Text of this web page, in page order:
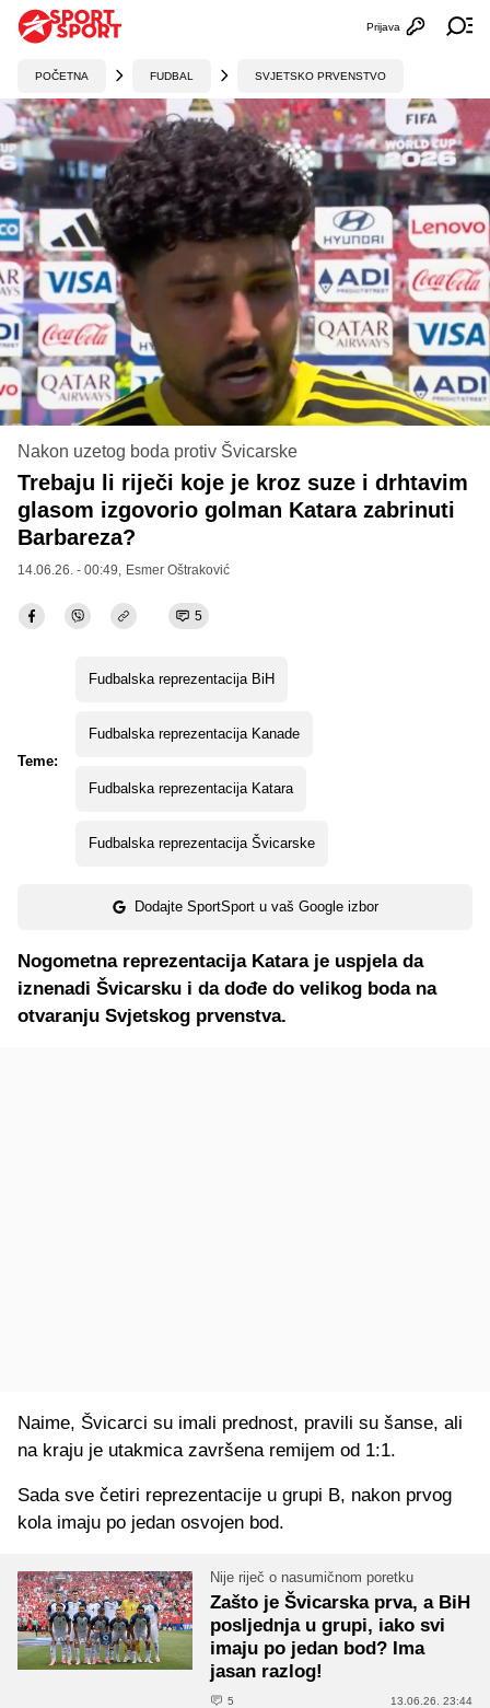
Otvori
Prijava
POČETNA FUDBAL SVJETSKO PRVENSTVO
Nakon uzetog boda protiv Švicarske
Trebaju li riječi koje je kroz suze i drhtavim
glasom izgovorio golman Katara zabrinuti
Barbareza?
14.06.26. - 00:49, Esmer Oštraković
5
Teme:
Fudbalska reprezentacija BiH
Fudbalska reprezentacija Kanade
Fudbalska reprezentacija Katara
Fudbalska reprezentacija Švicarske
Dodajte SportSport u vaš Google izbor
Nogometna reprezentacija Katara je uspjela da
iznenadi Švicarsku i da dođe do velikog boda na
otvaranju Svjetskog prvenstva.
Naime, Švicarci su imali prednost, pravili su šanse, ali
na kraju je utakmica završena remijem od 1:1.
Sada sve četiri reprezentacije u grupi B, nakon prvog
kola imaju po jedan osvojen bod.
Nije riječ o nasumičnom poretku
Zašto je Švicarska prva, a BiH
posljednja u grupi, iako svi
imaju po jedan bod? Ima
jasan razlog!
5 13.06.26. 23:44